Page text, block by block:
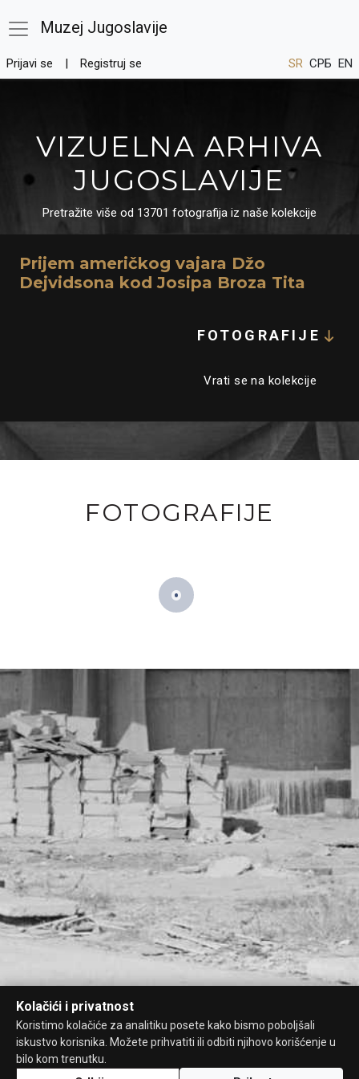
Muzej Jugoslavije
Prijavi se Registruj se SR СРБ EN
VIZUELNA ARHIVA
JUGOSLAVIJE
Pretražite više od 13701 fotografija iz naše kolekcije
Prijem američkog vajara Džo
Dejvidsona kod Josipa Broza Tita
FOTOGRAFIJE
Vrati se na kolekcije
FOTOGRAFIJE
Kolačići i privatnost
Koristimo kolačiće za analitiku posete kako bismo poboljšali
iskustvo korisnika. Možete prihvatiti ili odbiti njihovo korišćenje u
bilo kom trenutku.